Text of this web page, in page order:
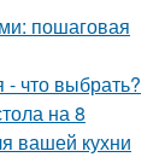
пошаговая
- что выбрать?
на 8
вашей кухни